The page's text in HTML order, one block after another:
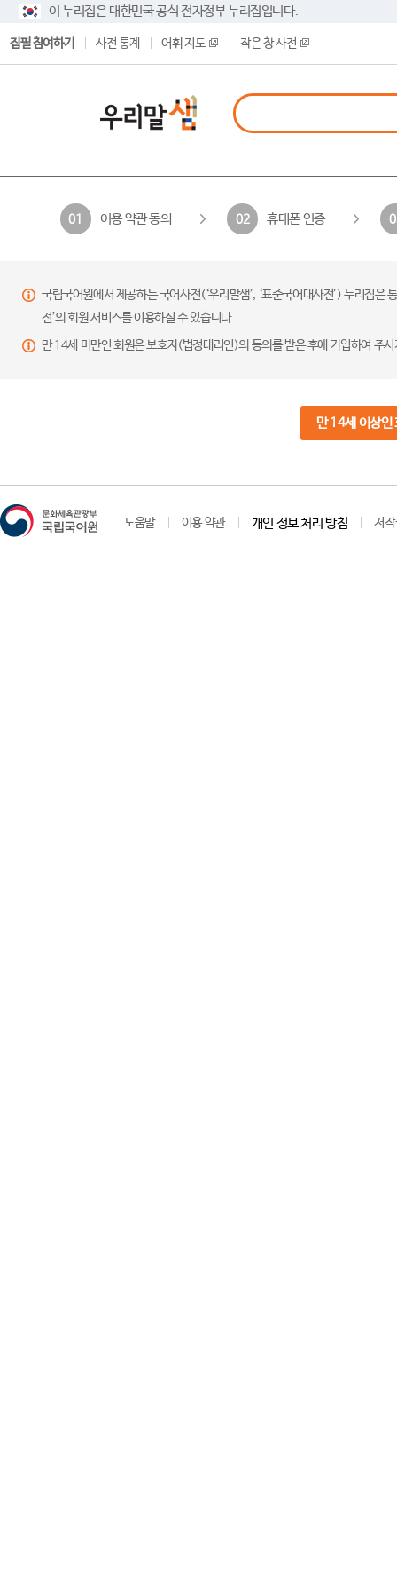
이 누리집은 대한민국 공식 전자정부 누리집입니다.
집필 참여하기 사전 통계 어휘 지도 작은 창 사전
01 이용 약관 동의 02 휴대폰 인증
국립국어원에서 제공하는 국어사전(‘우리말샘’, ‘표준국어대사전’) 누리집
전’의 회원 서비스를 이용하실 수 있습니다.
만 14세 미만인 회원은 보호자(법정대리인)의 동의를 받은 후에 가입하여 주
만 14세 이상인
도움말 이용 약관 개인 정보 처리 방침 저